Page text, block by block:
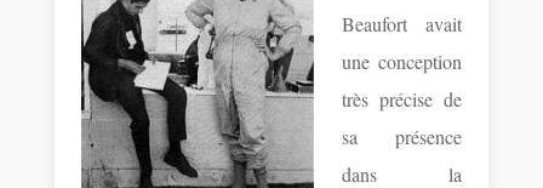
Beaufort avait
une conception
très précise de
sa présence
dans la